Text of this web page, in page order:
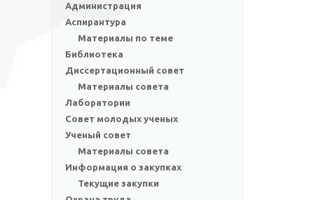
Администрация
Аспирантура
Материалы по теме
Библиотека
Диссертационный совет
Материалы совета
Лаборатории
Совет молодых ученых
Ученый совет
Материалы совета
Информация о закупках
Текущие закупки